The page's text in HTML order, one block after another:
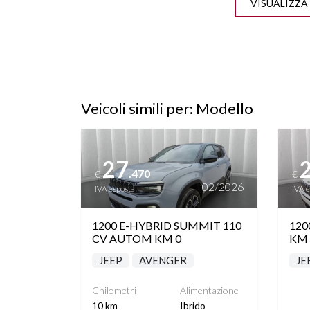
INGRESSI USB
LANE ASSIST
STRADALE
SENSORI LUCI
SPECCHIETTO RETROVISORE
Veicoli simili per: Modello
Vedi dettagli
€27.470
IVA esposta 02/2026
1200 E-HYBRID SUMMIT 110
CV AUTOM KM 0
JEEP AVENGER
Chilometri
10 km
Alimentazione
Ibrido
Vedi
€
IVA
KM